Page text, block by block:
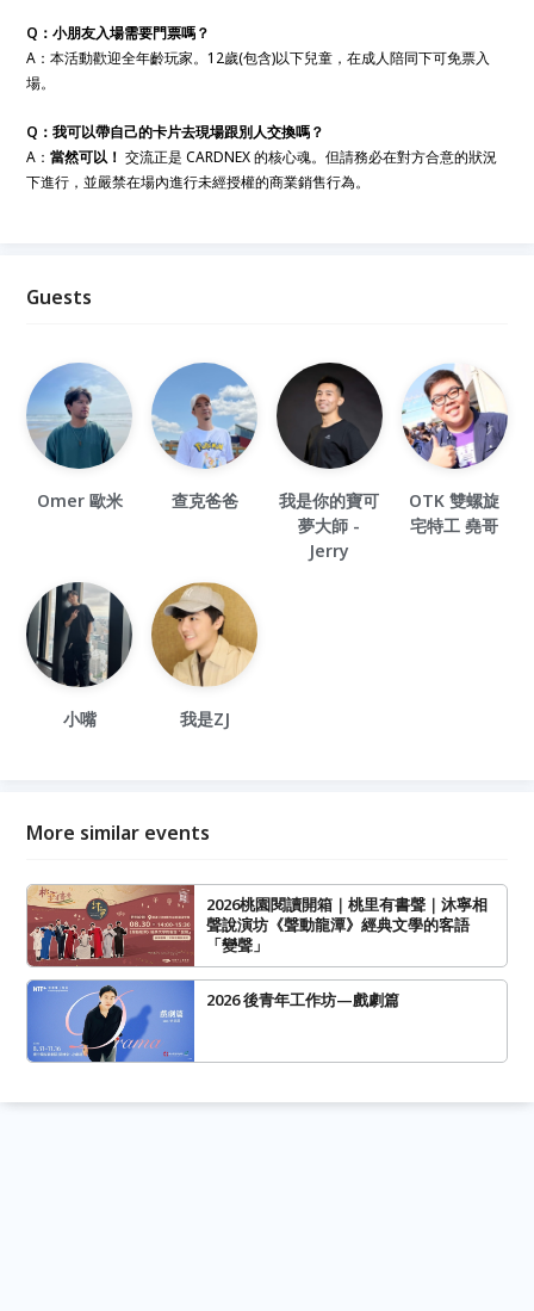
Q：小朋友入場需要門票嗎？
A：本活動歡迎全年齡玩家。12歲(包含)以下兒童，在成人陪同下可免票入
場。
Q：我可以帶自己的卡片去現場跟別人交換嗎？
A：當然可以！ 交流正是 CARDNEX 的核心魂。但請務必在對方合意的狀況
下進行，並嚴禁在場內進行未經授權的商業銷售行為。
Guests
Omer 歐米 查克爸爸
我是你的寶可
夢大師 -
Jerry
OTK 雙螺旋
宅特工 堯哥
小嘴 我是ZJ
More similar events
2026桃園閱讀開箱｜桃里有書聲｜沐寧相
聲說演坊《聲動龍潭》經典文學的客語
「變聲」
2026 後青年工作坊—戲劇篇